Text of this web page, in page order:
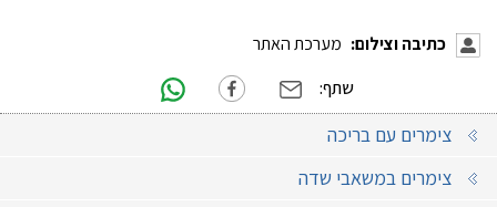
צימרים עם בריכה
צימרים במשאבי שדה
כתיבה וצילום: מערכת האתר
שתף: